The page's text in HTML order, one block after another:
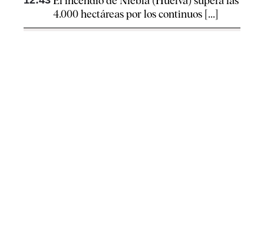
4.000 hectáreas por los continuos [...]